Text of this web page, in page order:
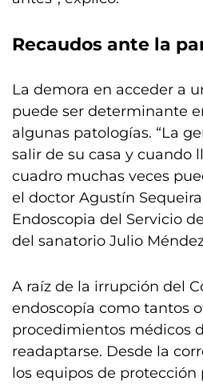
Recaudos ante la
La demora en acceder a
puede ser determinante
algunas patologías. “La
salir de su casa y cuando
cuadro muchas veces
el doctor Agustín
Endoscopia del Servicio
del sanatorio Julio
A raíz de la irrupción del
endoscopía como tantos
procedimientos médicos
readaptarse. Desde la
los equipos de protección